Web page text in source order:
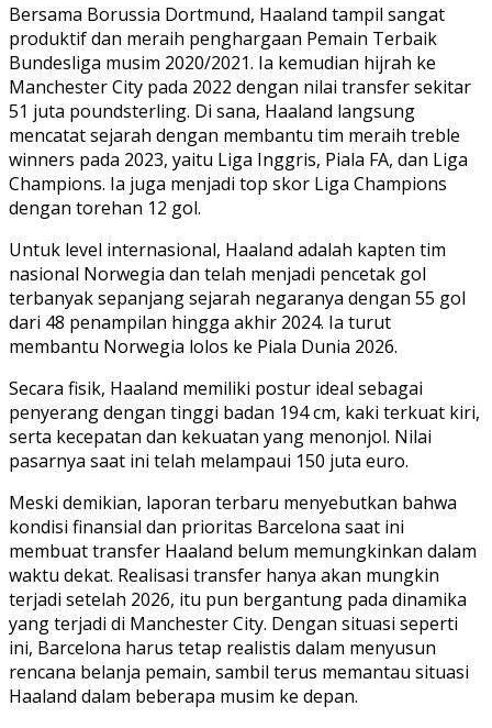
Bersama Borussia Dortmund, Haaland tampil sangat
produktif dan meraih penghargaan Pemain Terbaik
Bundesliga musim 2020/2021. Ia kemudian hijrah ke
Manchester City pada 2022 dengan nilai transfer sekitar
51 juta poundsterling. Di sana, Haaland langsung
mencatat sejarah dengan membantu tim meraih treble
winners pada 2023, yaitu Liga Inggris, Piala FA, dan Liga
Champions. Ia juga menjadi top skor Liga Champions
dengan torehan 12 gol.
Untuk level internasional, Haaland adalah kapten tim
nasional Norwegia dan telah menjadi pencetak gol
terbanyak sepanjang sejarah negaranya dengan 55 gol
dari 48 penampilan hingga akhir 2024. Ia turut
membantu Norwegia lolos ke Piala Dunia 2026.
Secara fisik, Haaland memiliki postur ideal sebagai
penyerang dengan tinggi badan 194 cm, kaki terkuat kiri,
serta kecepatan dan kekuatan yang menonjol. Nilai
pasarnya saat ini telah melampaui 150 juta euro.
Meski demikian, laporan terbaru menyebutkan bahwa
kondisi finansial dan prioritas Barcelona saat ini
membuat transfer Haaland belum memungkinkan dalam
waktu dekat. Realisasi transfer hanya akan mungkin
terjadi setelah 2026, itu pun bergantung pada dinamika
yang terjadi di Manchester City. Dengan situasi seperti
ini, Barcelona harus tetap realistis dalam menyusun
rencana belanja pemain, sambil terus memantau situasi
Haaland dalam beberapa musim ke depan.